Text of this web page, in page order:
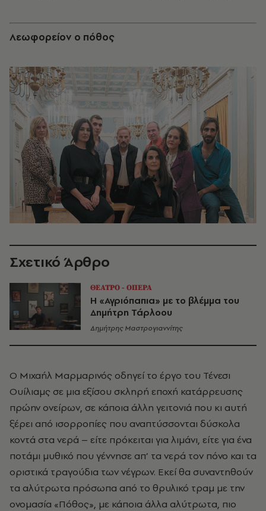
Λεωφορείον ο πόθος
Σχετικό Άρθρο
ΘΕΑΤΡΟ - ΟΠΕΡΑ
Η «Αγριόπαπια» με το βλέμμα του
Δημήτρη Τάρλοου
Δημήτρης Μαστρογιαννίτης
Ο Μιχαήλ Μαρμαρινός οδηγεί το έργο του Τένεσι
Ουίλιαμς σε μια εξίσου σκληρή εποχή κατάρρευσης
πρώην ονείρων, σε κάποια άλλη γειτονιά που κι αυτή
ξέρει από ισορροπίες που αναπτύσσονται δύσκολα
κοντά στα νερά – είτε πρόκειται για λιμάνι, είτε για ένα
ποτάμι μυθικό που γέννησε απ’ τα νερά τον πόνο και τα
οριστικά τραγούδια των νέγρων. Εκεί θα συναντηθούν
τα αλύτρωτα πρόσωπα από το θρυλικό τραμ με την
ονομασία «Πόθος», με κάποια άλλα αλύτρωτα, πιο